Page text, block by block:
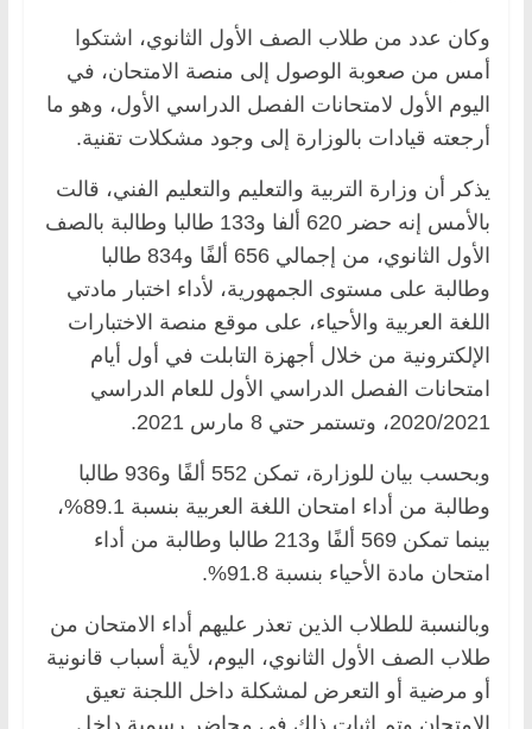
وكان عدد من طلاب الصف الأول الثانوي، اشتكوا
أمس من صعوبة الوصول إلى منصة الامتحان، في
اليوم الأول لامتحانات الفصل الدراسي الأول، وهو ما
أرجعته قيادات بالوزارة إلى وجود مشكلات تقنية.
يذكر أن وزارة التربية والتعليم والتعليم الفني، قالت
بالأمس إنه حضر 620 ألفا و133 طالبا وطالبة بالصف
الأول الثانوي، من إجمالي 656 ألفًا و834 طالبا
وطالبة على مستوى الجمهورية، لأداء اختبار مادتي
اللغة العربية والأحياء، على موقع منصة الاختبارات
الإلكترونية من خلال أجهزة التابلت في أول أيام
امتحانات الفصل الدراسي الأول للعام الدراسي
2020/2021، وتستمر حتي 8 مارس 2021.
وبحسب بيان للوزارة، تمكن 552 ألفًا و936 طالبا
وطالبة من أداء امتحان اللغة العربية بنسبة 89.1%،
بينما تمكن 569 ألفًا و213 طالبا وطالبة من أداء
امتحان مادة الأحياء بنسبة 91.8%.
وبالنسبة للطلاب الذين تعذر عليهم أداء الامتحان من
طلاب الصف الأول الثانوي، اليوم، لأية أسباب قانونية
أو مرضية أو التعرض لمشكلة داخل اللجنة تعيق
الامتحان وتم إثبات ذلك في محاضر رسمية داخل